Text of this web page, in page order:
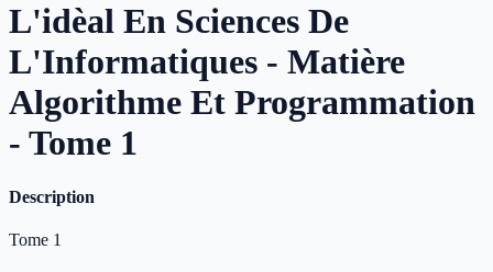
L'idèal En Sciences De
L'Informatiques - Matière
Algorithme Et Programmation
- Tome 1
Description
Tome 1